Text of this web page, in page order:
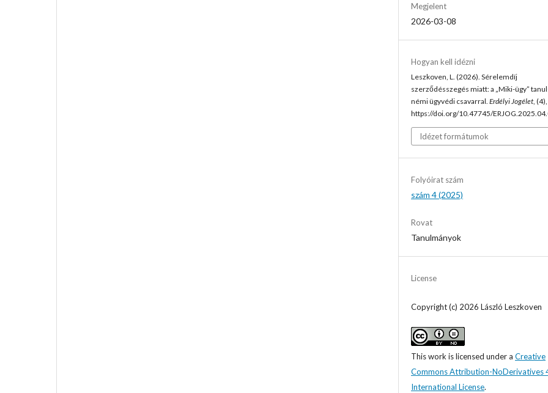
Megjelent
2026-03-08
Hogyan kell idézni
Leszkoven, L. (2026). Sérelemdíj
szerződésszegés miatt: a „Miki-ügy”
némi ügyvédi csavarral. Erdélyi Jogélet ,
https://doi.org/10.47745/
Idézet formátumok
Folyóirat szám
szám 4 (2025)
Rovat
Tanulmányok
License
Copyright (c) 2026 László Leszkoven
This work is licensed under a Creative
Commons Attribution-NoDerivatives
International License.